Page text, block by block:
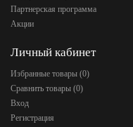
Партнерская программа
Акции
Личный кабинет
Избранные товары (0)
Сравнить товары (0)
Вход
Регистрация